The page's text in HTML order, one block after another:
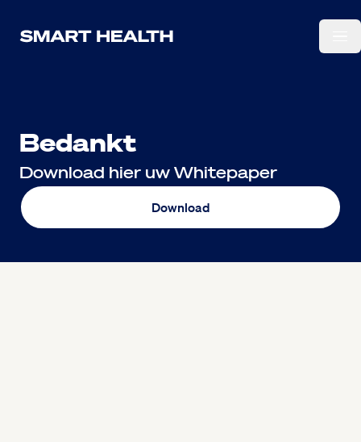
Bedankt
Download hier uw Whitepaper
Download